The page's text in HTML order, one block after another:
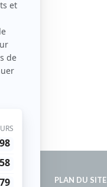
PLAN DU SITE